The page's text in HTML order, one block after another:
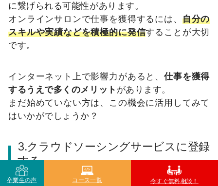
に繋げられる可能性があります。
オンラインサロンで仕事を獲得するには、 自分の
スキルや実績などを積極的に発信することが大切
です。
インターネット上で影響力があると、仕事を獲得
するうえで多くのメリット があります。
まだ始めていない方は、この機会に活用してみて
はいかがでしょうか？
3.クラウドソーシングサービスに登録
する
卒業生の声 コース一覧 今すぐ無料相談！